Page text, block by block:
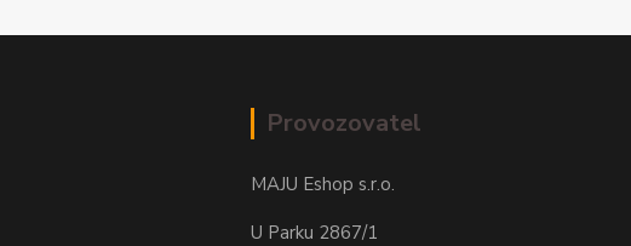
Provozovatel
MAJU Eshop s.r.o.
U Parku 2867/1